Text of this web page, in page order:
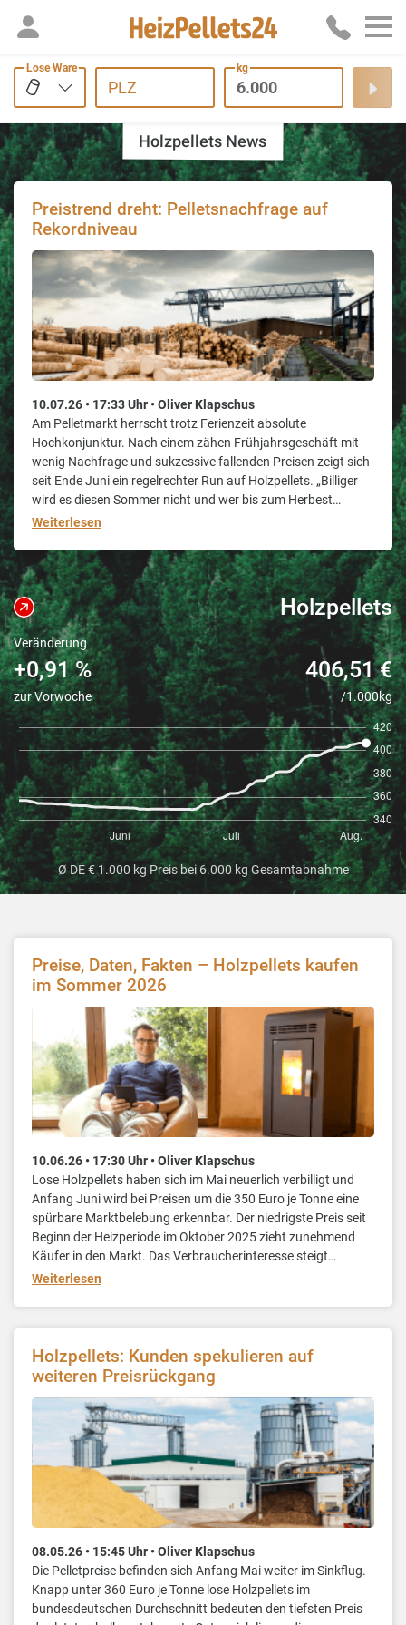
Lose Ware
PLZ
kg
Holzpellets News
Preistrend dreht: Pelletsnachfrage auf
Rekordniveau
10.07.26 • 17:33 Uhr • Oliver Klapschus
Am Pelletmarkt herrscht trotz Ferienzeit absolute
Hochkonjunktur. Nach einem zähen Frühjahrsgeschäft mit
wenig Nachfrage und sukzessive fallenden Preisen zeigt sich
seit Ende Juni ein regelrechter Run auf Holzpellets. „Billiger
wird es diesen Sommer nicht und wer bis zum Herbest
wartet, zahlt wahrscheinlich drauf“, so die einschlägige
Landing“ der
Weiterlesen
Veränderung
+0,91 %
zur Vorwoche
Holzpellets
406,51 €
/1.000kg
Ø DE € 1.000 kg Preis bei 6.000 kg Gesamtabnahme
Preise, Daten, Fakten – Holzpellets kaufen
im Sommer 2026
10.06.26 • 17:30 Uhr • Oliver Klapschus
Lose Holzpellets haben sich im Mai neuerlich verbilligt und
Anfang Juni wird bei Preisen um die 350 Euro je Tonne eine
spürbare Marktbelebung erkennbar. Der niedrigste Preis seit
Beginn der Heizperiode im Oktober 2025 zieht zunehmend
Käufer in den Markt. Das Verbraucherinteresse steigt
sprunghaft und die erwartete Bevorratungswelle nimmt
Weiterlesen
Holzpellets: Kunden spekulieren auf
weiteren Preisrückgang
08.05.26 • 15:45 Uhr • Oliver Klapschus
Die Pelletpreise befinden sich Anfang Mai weiter im Sinkflug.
Knapp unter 360 Euro je Tonne lose Holzpellets im
bundesdeutschen Durchschnitt bedeuten den tiefsten Preis